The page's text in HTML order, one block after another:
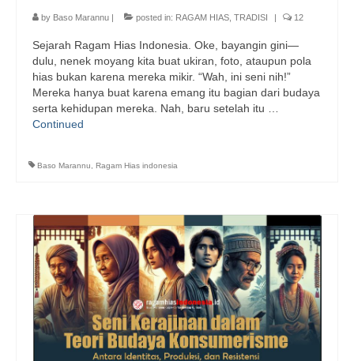
by Baso Marannu | posted in: RAGAM HIAS TRADISI | 12
Sejarah Ragam Hias Indonesia. Oke, bayangin gini—
dulu, nenek moyang kita buat ukiran, foto, ataupun pola
hias bukan karena mereka mikir. “Wah, ini seni nih!”
Mereka hanya buat karena emang itu bagian dari budaya
serta kehidupan mereka. Nah, baru setelah itu …
Continued
Baso Marannu Ragam Hias indonesia